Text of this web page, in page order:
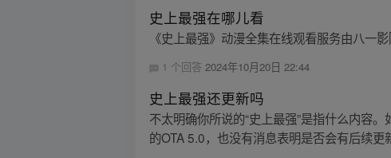
史上最强在哪儿看
《史上最强》动漫全集在线观看服务由八一影
1 个回答2024年10月20日 22:44
史上最强还更新吗
不太明确你所说的“史上最强”是指什么内容
的OTA 5.0，也没有消息表明是否会有后续更